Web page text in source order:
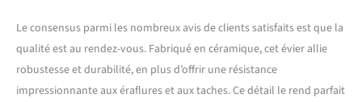
débris. [CONCEPTION
RÉVERSIBLE] : L'évier peut
être installé avec une façade
plate traditionnelle ou avec
Le consensus parmi les nombreux avis de clients satisfaits est que la
qualité est au rendez-vous. Fabriqué en céramique, cet évier allie
robustesse et durabilité, en plus d’offrir une résistance
impressionnante aux éraflures et aux taches. Ce détail le rend parfait